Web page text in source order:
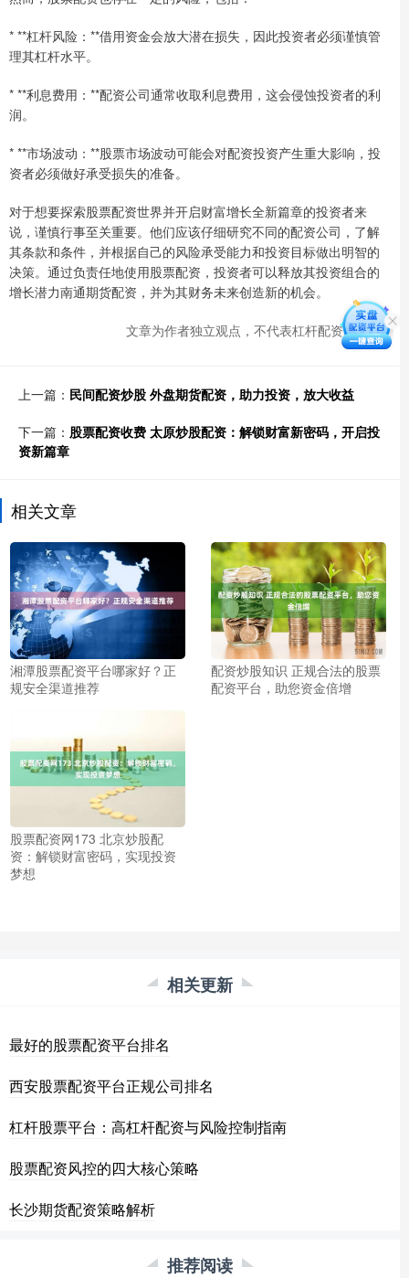
* **杠杆风险：**借用资金会放大潜在损失，因此投资者必须谨慎管
理其杠杆水平。
* **利息费用：**配资公司通常收取利息费用，这会侵蚀投资者的利
润。
* **市场波动：**股票市场波动可能会对配资投资产生重大影响，投
资者必须做好承受损失的准备。
对于想要探索股票配资世界并开启财富增长全新篇章的投资者来
说，谨慎行事至关重要。他们应该仔细研究不同的配资公司，了解
其条款和条件，并根据自己的风险承受能力和投资目标做出明智的
决策。通过负责任地使用股票配资，投资者可以释放其投资组合的
增长潜力南通期货配资，并为其财务未来创造新的机会。
文章为作者独立观点，不代表杠杆配资网观点
上一篇： 民间配资炒股 外盘期货配资，助力投资，放大收益
下一篇： 股票配资收费 太原炒股配资：解锁财富新密码，开启投
资新篇章
相关文章
湘潭股票配资平台哪家好？正
规安全渠道推荐
配资炒股知识 正规合法的股票
配资平台，助您资金倍增
股票配资网173 北京炒股配
资：解锁财富密码，实现投资
梦想
相关更新
最好的股票配资平台排名
西安股票配资平台正规公司排名
杠杆股票平台：高杠杆配资与风险控制指南
股票配资风控的四大核心策略
长沙期货配资策略解析
推荐阅读